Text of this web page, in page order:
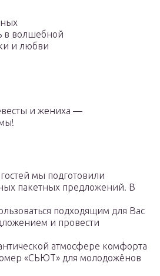
в волшебной
и любви
и жениха —
мы подготовили
пакетных предложений. В
подходящим для Вас
и провести
атмосфере комфорта
«СЬЮТ» для молодожёнов